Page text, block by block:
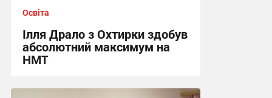
Освіта
Ілля Драло з Охтирки здобув
абсолютний максимум на
НМТ